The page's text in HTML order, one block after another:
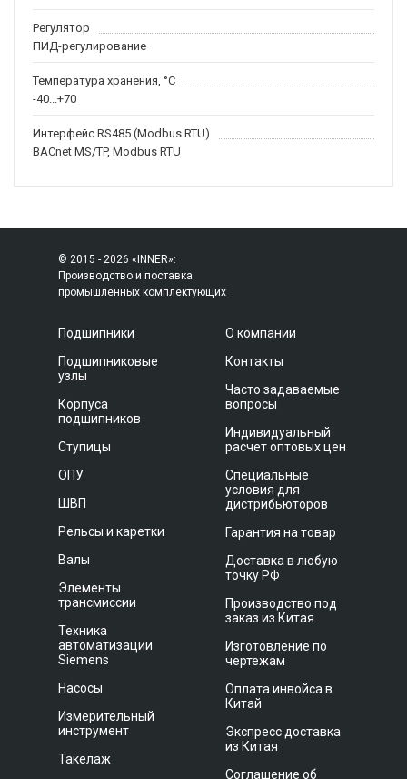
Регулятор
ПИД-регулирование
Температура хранения, °С
-40...+70
Интерфейс RS485 (Modbus RTU)
BACnet MS/TP, Modbus RTU
© 2015 - 2026 «INNER»:
Производство и поставка
промышленных комплектующих
Подшипники
Подшипниковые
узлы
Корпуса
подшипников
Ступицы
ОПУ
ШВП
Рельсы и каретки
Валы
Элементы
трансмиссии
Техника
автоматизации
Siemens
Насосы
Измерительный
инструмент
Такелаж
О компании
Контакты
Часто задаваемые
вопросы
Индивидуальный
расчет оптовых цен
Специальные
условия для
дистрибьюторов
Гарантия на товар
Доставка в любую
точку РФ
Производство под
заказ из Китая
Изготовление по
чертежам
Оплата инвойса в
Китай
Экспресс доставка
из Китая
Соглашение об